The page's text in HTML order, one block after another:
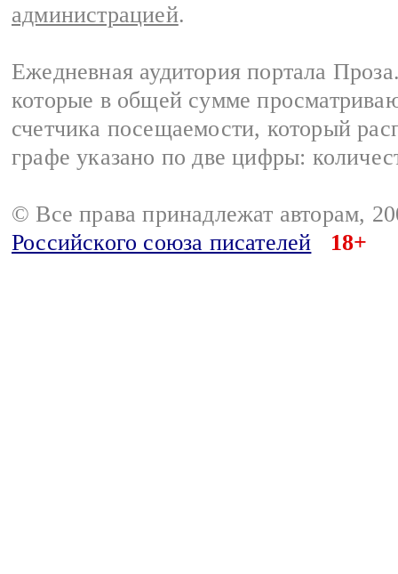
администрацией.
Ежедневная аудитория портала
которые в общей сумме
счетчика посещаемости, который
графе указано по две цифры:
© Все права принадлежат авторам,
Российского союза писателей
18+